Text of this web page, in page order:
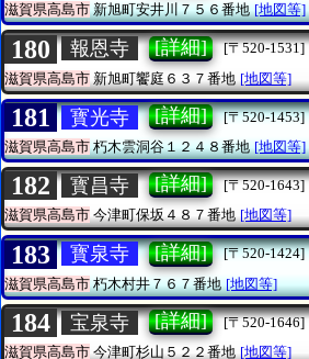
滋賀県高島市新旭町安井川７５６番地 [地図等]
180 報恩寺 [詳細]
[〒520-1531]
滋賀県高島市 新旭町饗庭６３７番地 [地図等]
181 寳光寺 [詳細]
[〒520-1453]
滋賀県高島市朽木雲洞谷１２４８番地 [地図等]
182 寳昌寺 [詳細]
[〒520-1643]
滋賀県高島市今津町保坂４８７番地 [地図等]
183 寳泉寺 [詳細]
[〒520-1424]
滋賀県高島市朽木村井７６７番地 [地図等]
184 宝泉寺 [詳細]
[〒520-1646]
滋賀県高島市今津町杉山５２２番地 [地図等]